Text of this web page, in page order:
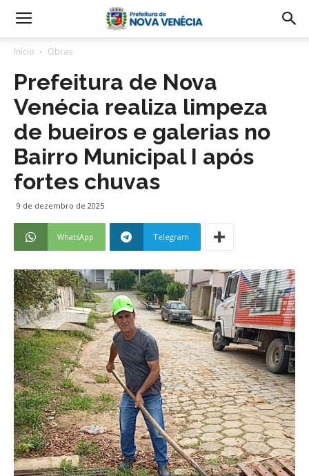
Início Obras
Prefeitura de Nova
Venécia realiza limpeza
de bueiros e galerias no
Bairro Municipal I após
fortes chuvas
9 de dezembro de 2025
WhatsApp Telegram